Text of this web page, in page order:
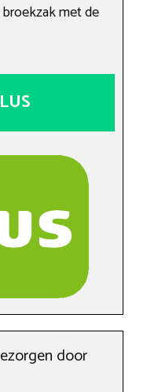
met de
door